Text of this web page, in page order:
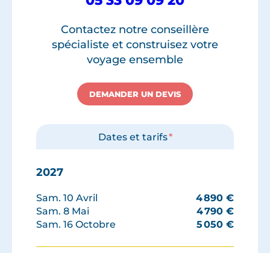
Contactez notre conseillère
spécialiste et construisez votre
voyage ensemble
DEMANDER UN DEVIS
Dates et tarifs*
2027
Sam. 10 Avril 4 890 €
Sam. 8 Mai
4 790 €
Sam. 16 Octobre
5 050 €